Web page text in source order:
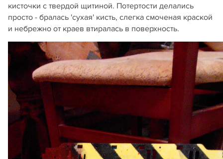
кисточки с твердой щитиной. Потертости делались
просто - бралась 'сухая' кисть, слегка смоченая краской
и небрежно от краев втиралась в поверхность.